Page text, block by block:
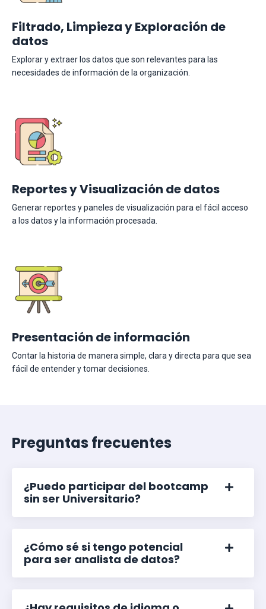
Filtrado, Limpieza y Exploración de
datos
Explorar y extraer los datos que son relevantes para las
necesidades de información de la organización.
Reportes y Visualización de datos
Generar reportes y paneles de visualización para el fácil acceso
a los datos y la información procesada.
Presentación de información
Contar la historia de manera simple, clara y directa para que sea
fácil de entender y tomar decisiones.
Preguntas frecuentes
¿Puedo participar del bootcamp
sin ser Universitario?
¿Cómo sé si tengo potencial
para ser analista de datos?